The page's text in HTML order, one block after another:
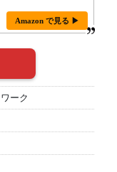
Amazon で見る ▶
ーク